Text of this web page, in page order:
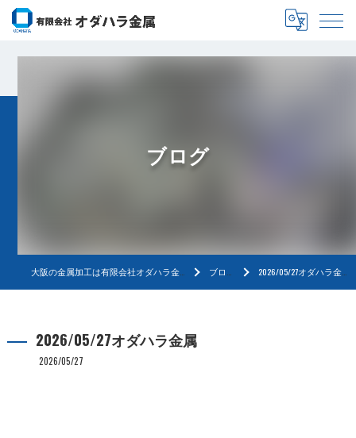
ブログ
大阪の金属加工は有限会社オダハラ金属 ブログ 2026/05/27オダハラ金属
2026/05/27オダハラ金属
2026/05/27